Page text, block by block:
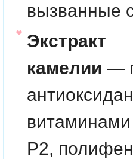
вызванные
Экстракт
камелии —
P2,